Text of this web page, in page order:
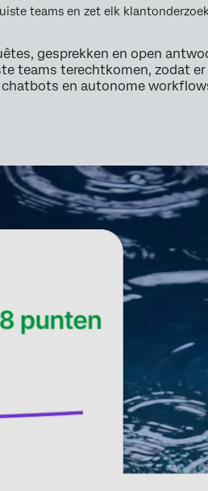
teams en zet elk
gesprekken en open
teams terechtkomen, zodat
en autonome